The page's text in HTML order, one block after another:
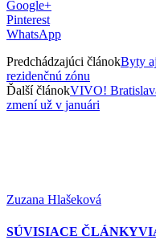
Google+
Pinterest
WhatsApp
Predchádzajúci článokByty
rezidenčnú zónu
Ďalší článokVIVO!
zmení už v januári
Zuzana Hlašeková
SÚVISIACE ČLÁNKY